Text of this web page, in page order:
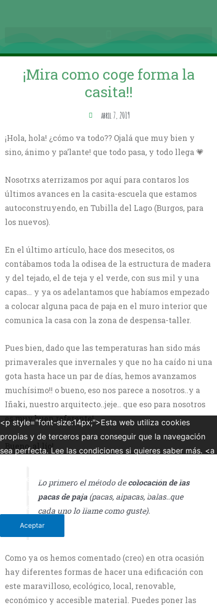
¡Mira como coge forma la
casita!!
abril 7, 2019
¡Hola, hola! ¿cómo va todo?? Ojalá que muy bien y
sino, ánimo y pa’lante! que todo pasa, y todo llega 💗
Nosotrxs aterrizamos por aquí para contaros los
últimos avances en la casita-escuela que estamos
autoconstruyendo, en Tubilla del Lago (Burgos, para
los nuevos).
En el último artículo, hace dos mesecitos, os
contábamos toda la odisea de la estructura de madera
y del tejado, el de teja y el verde, con sus mil y una
capas… y ya os adelantamos que habíamos empezado
a colocar alguna paca de paja en el muro interior que
comunica la casa con la zona de despensa-taller.
Pues bien, dado que las temperaturas han sido más
primaverales que invernales y que no ha caído ni una
gota hasta hace un par de días, hemos avanzamos
muchísimo!! o bueno, eso nos parece a nosotros..y a
Iñaki, nuestro arquitecto..jeje.. que eso para nosotros
es muy buen referente!
Bueno, al lío!
Lo primero el método decolocación de las
pacas de paja(pacas, alpacas, balas..que
cada uno lo llame como guste).
Como ya os hemos comentado (creo) en otra ocasión
hay diferentes formas de hacer una edificación con
este maravilloso, ecológico, local, renovable,
económico y accesible material. Puedes poner las
<p style="font-size:14px;">Esta web utiliza cookies
propias y de terceros para conseguir que la navegación
sea perfecta. Lee las condiciones si quieres saber más. <a
{estilo_enlace}>Leer política de cookies</a> - <a
href="http://ecosdelduero.com/aviso-legal/"
{estilo_enlace}>Leer Aviso legal</a></p>
Aceptar